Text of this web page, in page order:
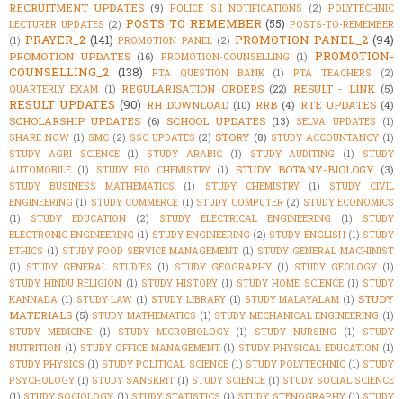
RECRUITMENT UPDATES (9) POLICE S.I NOTIFICATIONS (2) POLYTECHNIC
LECTURER UPDATES (2) POSTS TO REMEMBER (55) POSTS-TO-REMEMBER
(1) PRAYER_2 (141) PROMOTION PANEL (2) PROMOTION PANEL_2 (94)
PROMOTION UPDATES (16) PROMOTION-COUNSELLING (1)
PROMOTION-
COUNSELLING_2 (138) PTA QUESTION BANK (1) PTA TEACHERS
(2)
QUARTERLY EXAM (1) REGULARISATION ORDERS (22) RESULT - LINK (5)
RESULT UPDATES (90) RH DOWNLOAD (10) RRB (4) RTE UPDATES (4)
SCHOLARSHIP UPDATES (6) SCHOOL UPDATES (13) SELVA UPDATES
(1)
SHARE NOW (1) SMC (2) SSC UPDATES (2) STORY (8) STUDY ACCOUNTANCY (1)
STUDY AGRI SCIENCE
(1) STUDY ARABIC (1) STUDY AUDITING (1)
STUDY
AUTOMOBILE (1) STUDY BIO CHEMISTRY (1) STUDY BOTANY-BIOLOGY (3)
STUDY BUSINESS MATHEMATICS (1) STUDY CHEMISTRY (1)
STUDY CIVIL
ENGINEERING (1) STUDY COMMERCE (1) STUDY COMPUTER (2) STUDY ECONOMICS
(1)
STUDY EDUCATION (2) STUDY ELECTRICAL ENGINEERING (1)
STUDY
ELECTRONIC ENGINEERING (1) STUDY ENGINEERING (2) STUDY ENGLISH (1) STUDY
ETHICS (1) STUDY FOOD SERVICE MANAGEMENT (1) STUDY GENERAL MACHINIST
(1) STUDY GENERAL STUDIES (1) STUDY GEOGRAPHY (1) STUDY GEOLOGY (1)
STUDY HINDU RELIGION (1) STUDY HISTORY (1) STUDY HOME SCIENCE (1) STUDY
KANNADA (1) STUDY LAW (1) STUDY LIBRARY (1) STUDY MALAYALAM (1) STUDY
MATERIALS (5) STUDY MATHEMATICS (1) STUDY MECHANICAL ENGINEERING (1)
STUDY MEDICINE
(1) STUDY MICROBIOLOGY (1) STUDY NURSING (1)
STUDY
NUTRITION (1) STUDY OFFICE MANAGEMENT (1) STUDY PHYSICAL EDUCATION (1)
STUDY PHYSICS (1) STUDY POLITICAL SCIENCE (1) STUDY POLYTECHNIC (1) STUDY
PSYCHOLOGY (1) STUDY SANSKRIT (1) STUDY SCIENCE (1) STUDY SOCIAL SCIENCE